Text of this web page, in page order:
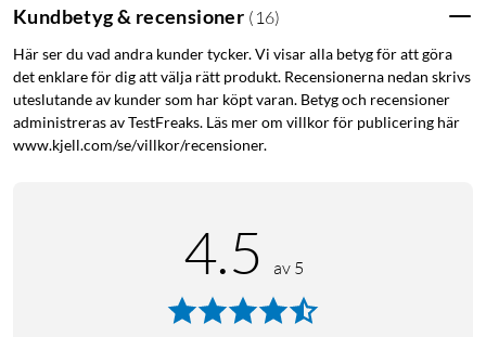
Bredband via mobilnätet
Deco X10-5G ansluter till internet via ett nano-SIM-kort och
stöder 5G, 4G och 3G. Det innebär att du kan få bredband på
platser där fiber eller kabel inte är tillgängligt – exempelvis i
fritidshus, stallbyggnader eller i tillfälliga lokaler. Den
Wifi 6 för många enheter samtidigt
MIMO hanterar routern många anslutna enheter utan att
Kundbetyg & recensioner ( 16)
Här ser du vad andra kunder tycker. Vi visar alla betyg för att göra
det enklare för dig att välja rätt produkt. Recensionerna nedan skrivs
uteslutande av kunder som har köpt varan. Betyg och recensioner
administreras av TestFreaks. Läs mer om villkor för publicering här
www.kjell.com/se/villkor/recensioner.
4.5 av 5